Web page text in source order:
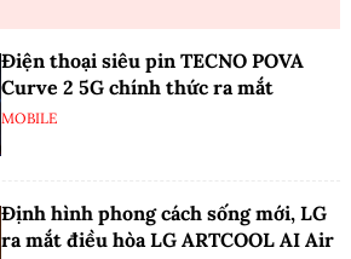
Điện thoại siêu pin TECNO POVA
Curve 2 5G chính thức ra mắt
MOBILE
Định hình phong cách sống mới, LG
ra mắt điều hòa LG ARTCOOL AI Air